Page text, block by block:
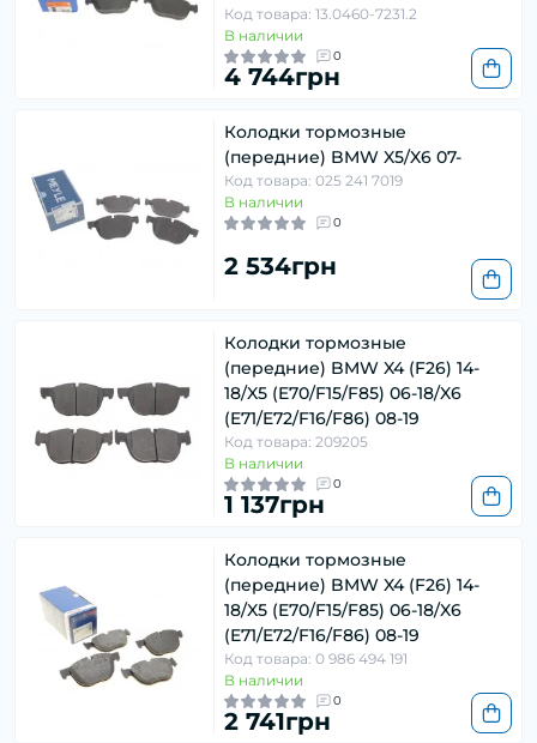
Код товара: 13.0460-7231.2
В наличии
0
4 744грн
Колодки тормозные
(передние) BMW X5/X6 07-
Код товара: 025 241 7019
В наличии
0
2 534грн
Колодки тормозные
(передние) BMW X4 (F26) 14-
18/X5 (E70/F15/F85) 06-18/X6
(E71/E72/F16/F86) 08-19
Код товара: 209205
В наличии
0
1 137грн
Колодки тормозные
(передние) BMW X4 (F26) 14-
18/X5 (E70/F15/F85) 06-18/X6
(E71/E72/F16/F86) 08-19
Код товара: 0 986 494 191
В наличии
0
2 741грн